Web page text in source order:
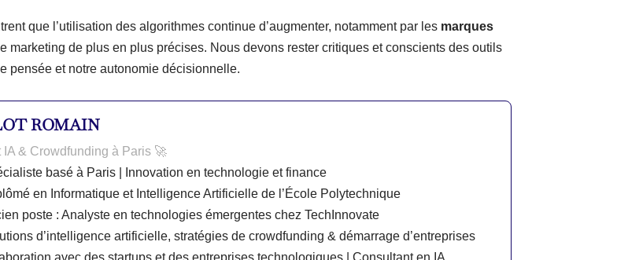
que l’utilisation des algorithmes continue d’augmenter, notamment par les marques
marketing de plus en plus précises. Nous devons rester critiques et conscients des outils
pensée et notre autonomie décisionnelle.
ROMAIN
IA & Crowdfunding à Paris 🚀
basé à Paris | Innovation en technologie et finance
en Informatique et Intelligence Artificielle de l’École Polytechnique
poste : Analyste en technologies émergentes chez TechInnovate
d’intelligence artificielle, stratégies de crowdfunding & démarrage d’entreprises
avec des startups et des entreprises technologiques | Consultant en IA